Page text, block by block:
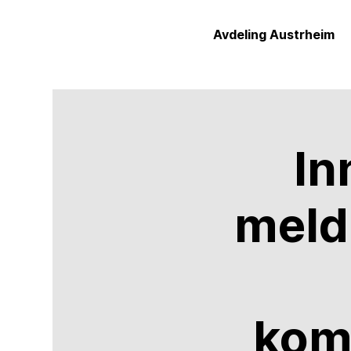
Avdeling Austrheim